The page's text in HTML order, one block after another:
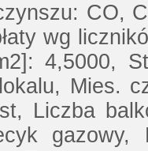
CO,
wg
4,5000,
Mies.
Liczba
gazowy,